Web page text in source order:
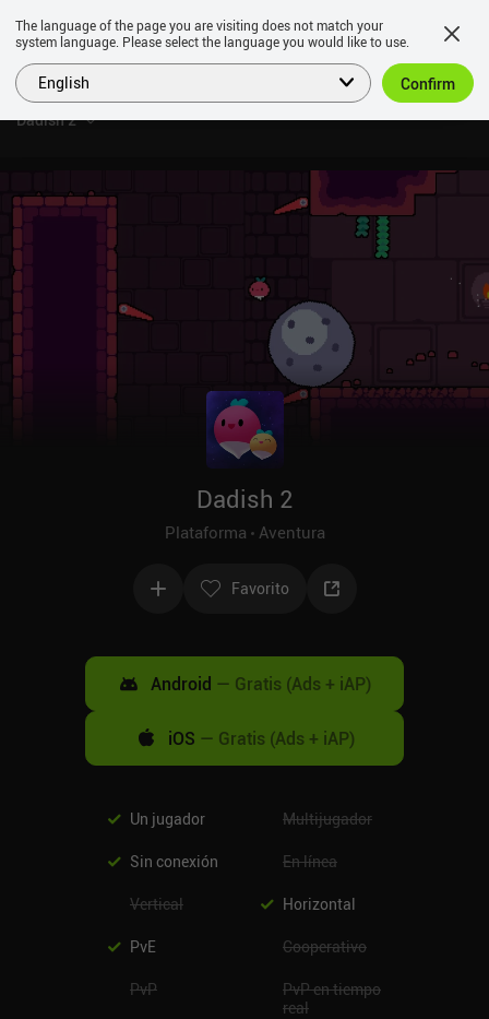
Dadish 2
Dadish 2
Plataforma Aventura
Favorito
Android — Gratis (Ads + iAP)
iOS — Gratis (Ads + iAP)
Un jugador Multijugador
Sin conexión En línea
Vertical Horizontal
PvE Cooperativo
PvP
PvP en tiempo
real
The language of the page you are visiting does not match your
system language. Please select the language you would like to use.
English Confirm